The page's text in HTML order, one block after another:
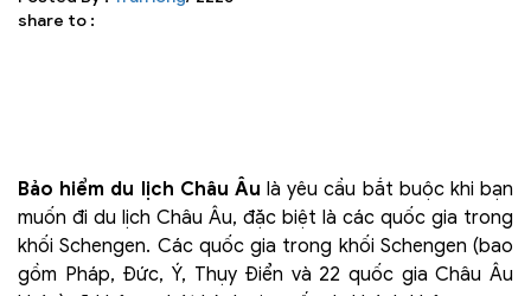
share to :
Bảo hiểm du lịch Châu Âu là yêu cầu bắt buộc khi bạn
muốn đi du lịch Châu Âu, đặc biệt là các quốc gia trong
khối Schengen. Các quốc gia trong khối Schengen (bao
gồm Pháp, Đức, Ý, Thụy Điển và 22 quốc gia Châu Âu